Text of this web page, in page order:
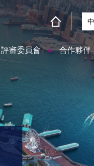
中
評審委員會 合作夥伴